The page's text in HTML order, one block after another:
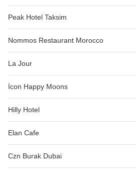
Peak Hotel Taksim
Nommos Restaurant Morocco
La Jour
İcon Happy Moons
Hilly Hotel
Elan Cafe
Czn Burak Dubai